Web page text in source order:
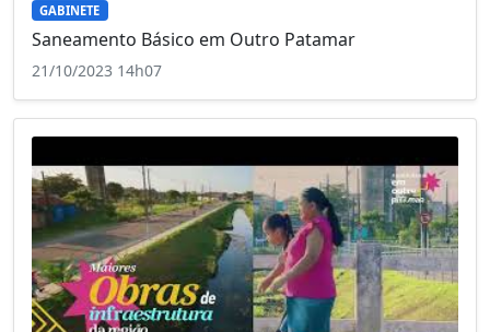
GABINETE
Saneamento Básico em Outro Patamar
21/10/2023 14h07